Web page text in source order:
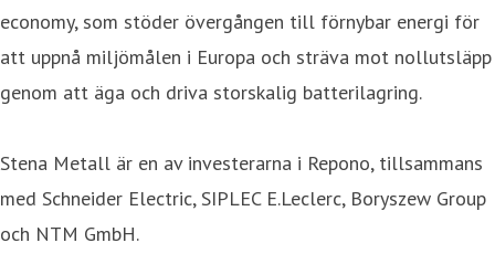
economy, som stöder övergången till förnybar energi för
att uppnå miljömålen i Europa och sträva mot nollutsläpp
genom att äga och driva storskalig batterilagring.
Stena Metall är en av investerarna i Repono, tillsammans
med Schneider Electric, SIPLEC E.Leclerc, Boryszew Group
och NTM GmbH.